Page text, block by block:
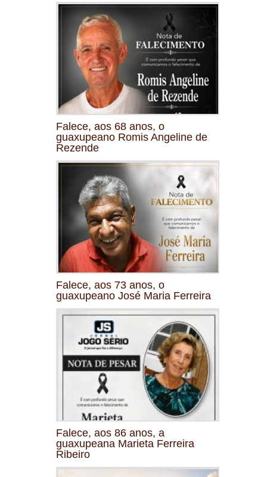
Falece, aos 68 anos, o
guaxupeano Romis Angeline de
Rezende
Falece, aos 73 anos, o
guaxupeano José Maria Ferreira
Falece, aos 86 anos, a
guaxupeana Marieta Ferreira
Ribeiro